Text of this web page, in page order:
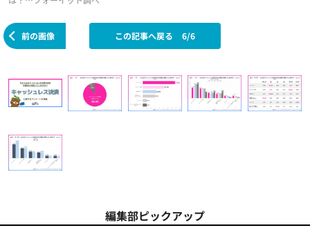
前の画像 この記事へ戻る 6/6
編集部ピックアップ